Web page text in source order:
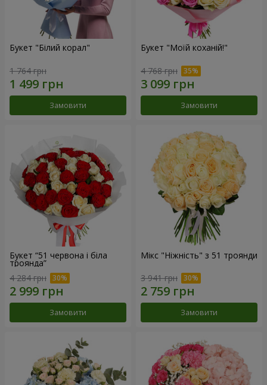
Букет "Білий корал"
1 764 грн
Замовити
Букет "Моїй коханій!"
4 768 грн
Замовити
Букет “51 червона і біла
троянда”
4 284 грн
Замовити
Мікс "Ніжність" з 51 троянди
3 941 грн
Замовити